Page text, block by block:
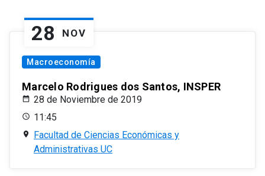
28 NOV
Macroeconomía
Marcelo Rodrigues dos Santos, INSPER
28 de Noviembre de 2019
11:45
Facultad de Ciencias Económicas y
Administrativas UC